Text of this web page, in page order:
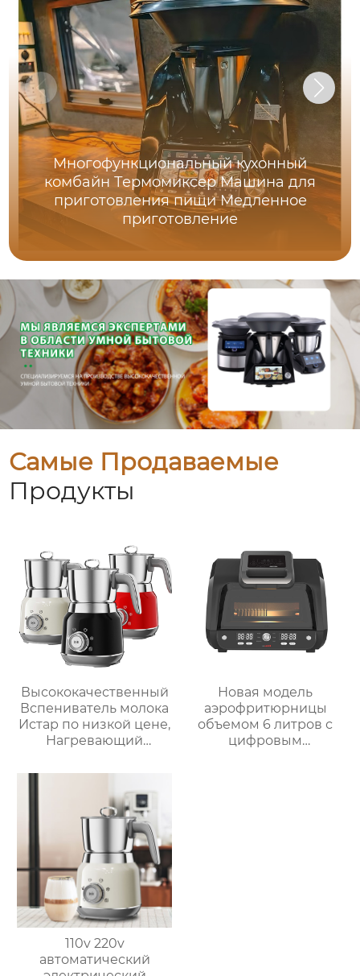
Многофункциональный кухонный
комбайн Термомиксер Машина для
приготовления пищи Медленное
приготовление
Самые Продаваемые
Продукты
Высококачественный
Вспениватель молока
Истар по низкой цене,
Нагревающий
пену, Электрический
Вспениватель молока
Новая модель
аэрофритюрницы
объемом 6 литров с
цифровым
110v 220v
автоматический